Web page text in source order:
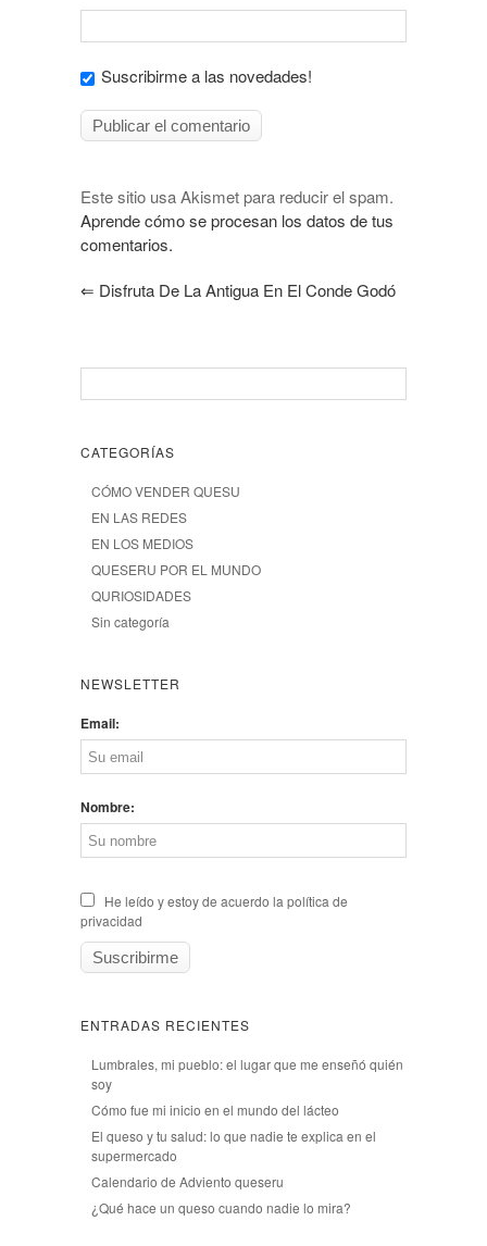
Suscribirme a las novedades!
Este sitio usa Akismet para reducir el spam.
Aprende cómo se procesan los datos de tus
comentarios.
⇐ Disfruta De La Antigua En El Conde Godó
CATEGORÍAS
CÓMO VENDER QUESU
EN LAS REDES
EN LOS MEDIOS
QUESERU POR EL MUNDO
QURIOSIDADES
Sin categoría
NEWSLETTER
Email:
Nombre:
He leído y estoy de acuerdo la política de
privacidad
ENTRADAS RECIENTES
Lumbrales, mi pueblo: el lugar que me enseñó quién
soy
Cómo fue mi inicio en el mundo del lácteo
El queso y tu salud: lo que nadie te explica en el
supermercado
Calendario de Adviento queseru
¿Qué hace un queso cuando nadie lo mira?